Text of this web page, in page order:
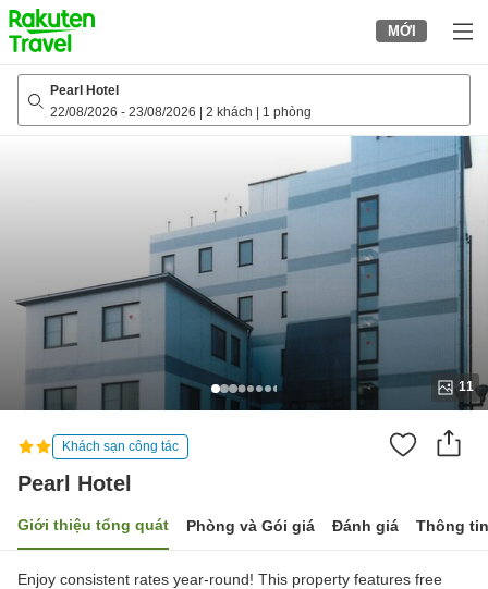
to
top
page
MỚI
Pearl Hotel
22/08/2026 - 23/08/2026 2 khách 1 phòng
11
Khách sạn công tác
Pearl Hotel
Giới thiệu tổng quát Phòng và Gói giá Đánh giá Thông
Enjoy consistent rates year-round! This property features free